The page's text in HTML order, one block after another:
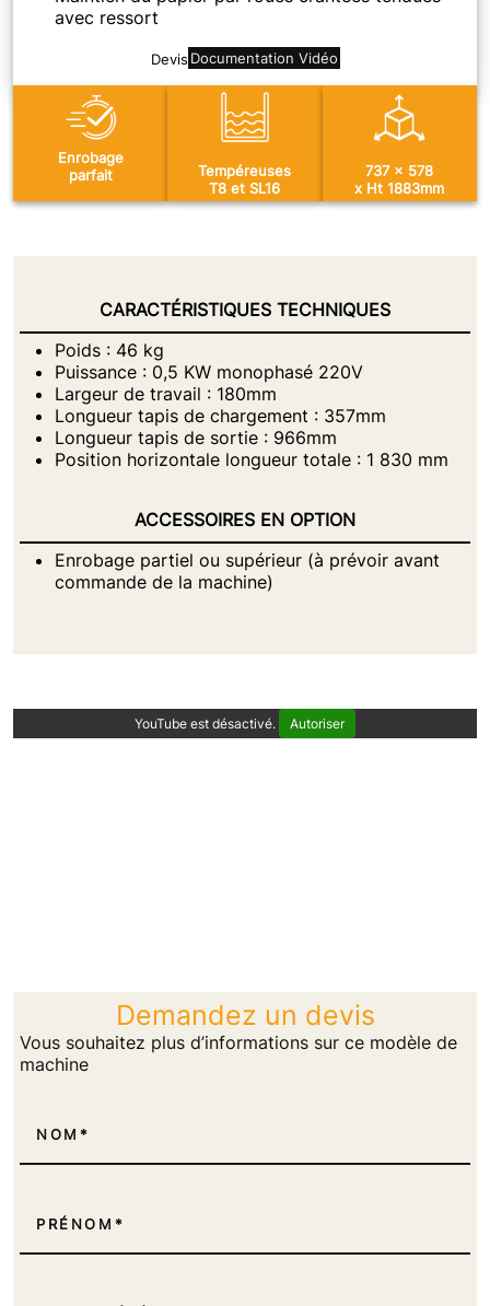
avec ressort
Devis Documentation Vidéo
Enrobage
parfait
Tempéreuses
T8 et SL16
737 x 578
x Ht 1883mm
CARACTÉRISTIQUES TECHNIQUES
Poids : 46 kg
Puissance : 0,5 KW monophasé 220V
Largeur de travail : 180mm
Longueur tapis de chargement : 357mm
Longueur tapis de sortie : 966mm
Position horizontale longueur totale : 1 830 mm
ACCESSOIRES EN OPTION
Enrobage partiel ou supérieur (à prévoir avant
commande de la machine)
YouTube est désactivé. Autoriser
Demandez un devis
Vous souhaitez plus d’informations sur ce modèle de
machine
NOM
PRÉNOM